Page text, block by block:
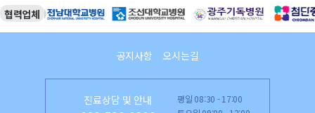
협력업체
공지사항 오시는길
진료상담 및 안내
평일 08:30 - 17:00